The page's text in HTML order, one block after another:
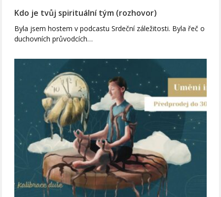
Kdo je tvůj spirituální tým (rozhovor)
Byla jsem hostem v podcastu Srdeční záležitosti. Byla řeč o
duchovních průvodcích…